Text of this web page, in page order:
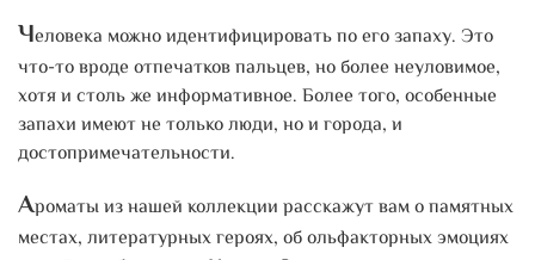
Человека можно идентифицировать по его запаху. Это
что-то вроде отпечатков пальцев, но более неуловимое,
хотя и столь же информативное. Более того, особенные
запахи имеют не только люди, но и города, и
достопримечательности.
Ароматы из нашей коллекции расскажут вам о памятных
местах, литературных героях, об ольфакторных эмоциях